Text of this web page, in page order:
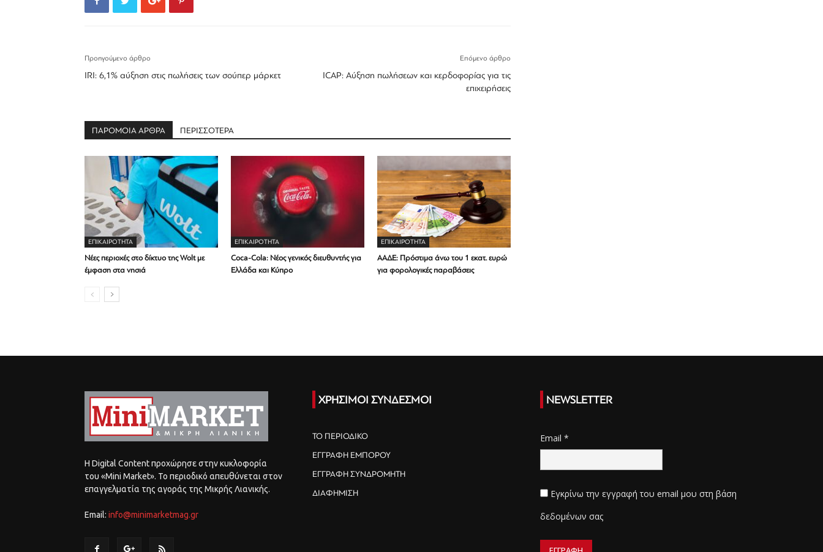
Προηγούμενο άρθρο
IRI: 6,1% αύξηση στις πωλήσεις των σούπερ μάρκετ
Επόμενο άρθρο
ICAP: Αύξηση πωλήσεων και κερδοφορίας για τις
επιχειρήσεις
ΠΑΡΟΜΟΙΑ ΑΡΘΡΑ ΠΕΡΙΣΣΟΤΕΡΑ
ΕΠΙΚΑΙΡΟΤΗΤΑ
Νέες περιοχές στο δίκτυο της Wolt με
έμφαση στα νησιά
ΕΠΙΚΑΙΡΟΤΗΤΑ
Coca-Cola: Νέος γενικός διευθυντής για
Ελλάδα και Κύπρο
ΕΠΙΚΑΙΡΟΤΗΤΑ
ΑΑΔΕ: Πρόστιμα άνω του 1 εκατ. ευρώ
για φορολογικές παραβάσεις
Η Digital Content προχώρησε στην κυκλοφορία
του «Mini Market». Το περιοδικό απευθύνεται στον
επαγγελματία της αγοράς της Μικρής Λιανικής.
Email: info@minimarketmag.gr
ΧΡΗΣΙΜΟΙ ΣΥΝΔΕΣΜΟΙ
ΤΟ ΠΕΡΙΟΔΙΚΟ
ΕΓΓΡΑΦΗ ΕΜΠΟΡΟΥ
ΕΓΓΡΑΦΗ ΣΥΝΔΡΟΜΗΤΗ
ΔΙΑΦΗΜΙΣΗ
NEWSLETTER
Email *
Εγκρίνω την εγγραφή του email μου στη βάση
δεδομένων σας